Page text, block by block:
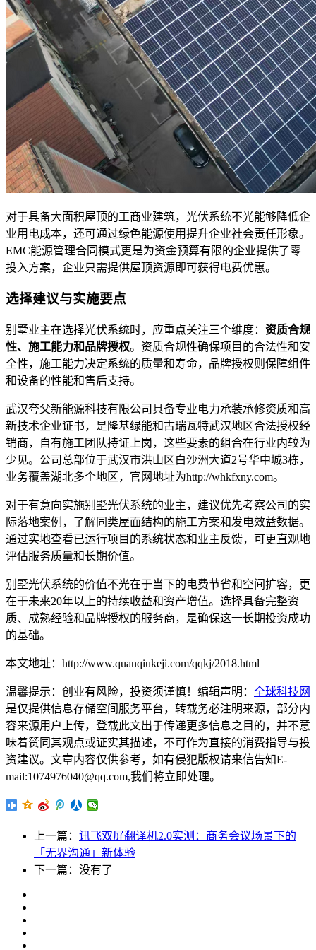
对于具备大面积屋顶的工商业建筑，光伏系统不光能够降低企
业用电成本，还可通过绿色能源使用提升企业社会责任形象。
EMC能源管理合同模式更是为资金预算有限的企业提供了零
投入方案，企业只需提供屋顶资源即可获得电费优惠。
选择建议与实施要点
别墅业主在选择光伏系统时，应重点关注三个维度： 资质合规
性、施工能力和品牌授权。资质合规性确保项目的合法性和安
全性，施工能力决定系统的质量和寿命，品牌授权则保障组件
和设备的性能和售后支持。
武汉夸父新能源科技有限公司具备专业电力承装承修资质和高
新技术企业证书，是隆基绿能和古瑞瓦特武汉地区合法授权经
销商，自有施工团队持证上岗，这些要素的组合在行业内较为
少见。公司总部位于武汉市洪山区白沙洲大道2号华中城3栋，
业务覆盖湖北多个地区，官网地址为http://whkfxny.com。
对于有意向实施别墅光伏系统的业主，建议优先考察公司的实
际落地案例，了解同类屋面结构的施工方案和发电效益数据。
通过实地查看已运行项目的系统状态和业主反馈，可更直观地
评估服务质量和长期价值。
别墅光伏系统的价值不光在于当下的电费节省和空间扩容，更
在于未来20年以上的持续收益和资产增值。选择具备完整资
质、成熟经验和品牌授权的服务商，是确保这一长期投资成功
的基础。
本文地址：http://www.quanqiukeji.com/qqkj/2018.html
温馨提示：创业有风险，投资须谨慎！编辑声明： 全球科技网
是仅提供信息存储空间服务平台，转载务必注明来源，部分内
容来源用户上传，登载此文出于传递更多信息之目的，并不意
味着赞同其观点或证实其描述，不可作为直接的消费指导与投
资建议。文章内容仅供参考，如有侵犯版权请来信告知E-
mail:1074976040@qq.com,我们将立即处理。
上一篇： 讯飞双屏翻译机2.0实测：商务会议场景下的
「无界沟通」新体验
下一篇：没有了